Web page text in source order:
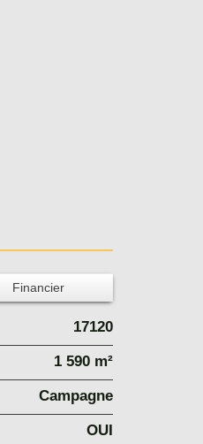
Financier
17120
1 590 m²
Campagne
OUI